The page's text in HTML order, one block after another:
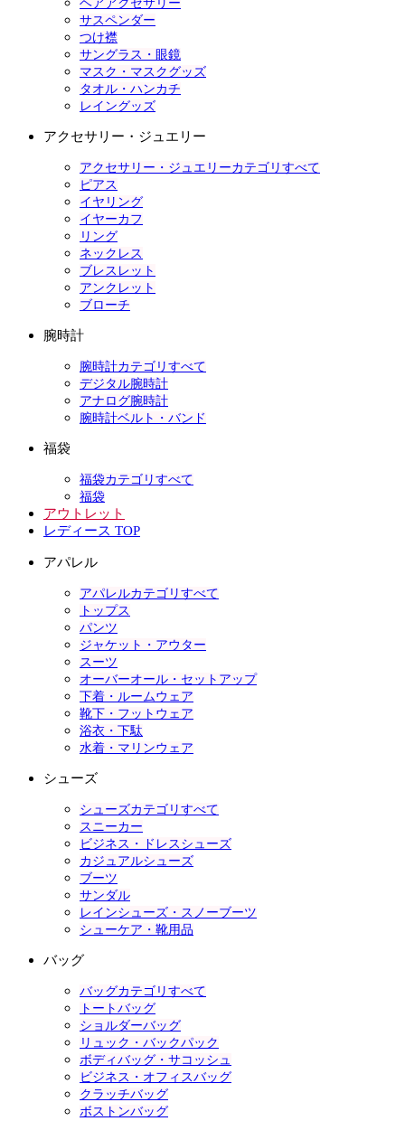
ヘアアクセサリー
サスペンダー
つけ襟
サングラス・眼鏡
マスク・マスクグッズ
タオル・ハンカチ
レイングッズ
アクセサリー・ジュエリー
アクセサリー・ジュエリーカテゴリすべて
ピアス
イヤリング
イヤーカフ
リング
ネックレス
ブレスレット
アンクレット
ブローチ
腕時計
腕時計カテゴリすべて
デジタル腕時計
アナログ腕時計
腕時計ベルト・バンド
福袋
福袋カテゴリすべて
福袋
アウトレット
レディース TOP
アパレル
アパレルカテゴリすべて
トップス
パンツ
ジャケット・アウター
スーツ
オーバーオール・セットアップ
下着・ルームウェア
靴下・フットウェア
浴衣・下駄
水着・マリンウェア
シューズ
シューズカテゴリすべて
スニーカー
ビジネス・ドレスシューズ
カジュアルシューズ
ブーツ
サンダル
レインシューズ・スノーブーツ
シューケア・靴用品
バッグ
バッグカテゴリすべて
トートバッグ
ショルダーバッグ
リュック・バックパック
ボディバッグ・サコッシュ
ビジネス・オフィスバッグ
クラッチバッグ
ボストンバッグ